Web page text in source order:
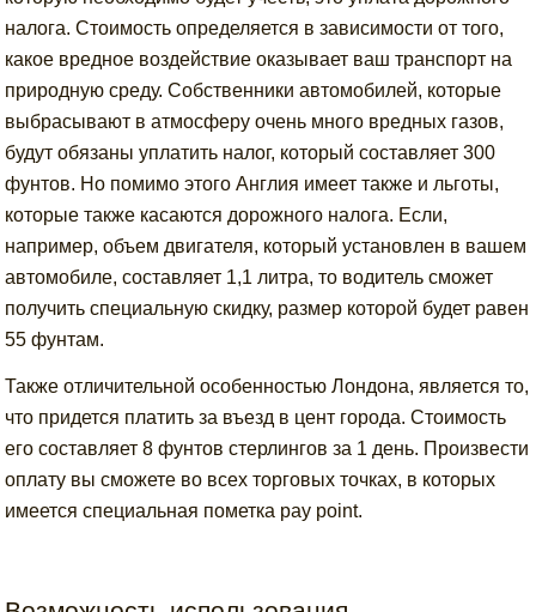
налога. Стоимость определяется в зависимости от того,
какое вредное воздействие оказывает ваш транспорт на
природную среду. Собственники автомобилей, которые
выбрасывают в атмосферу очень много вредных газов,
будут обязаны уплатить налог, который составляет 300
фунтов. Но помимо этого Англия имеет также и льготы,
которые также касаются дорожного налога. Если,
например, объем двигателя, который установлен в вашем
автомобиле, составляет 1,1 литра, то водитель сможет
получить специальную скидку, размер которой будет равен
55 фунтам.
Также отличительной особенностью Лондона, является то,
что придется платить за въезд в цент города. Стоимость
его составляет 8 фунтов стерлингов за 1 день. Произвести
оплату вы сможете во всех торговых точках, в которых
имеется специальная пометка pay point.